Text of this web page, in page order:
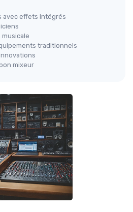
avec effets intégrés
traditionnels
mixeur